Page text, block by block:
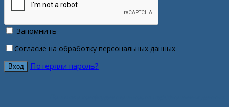
Запомнить
Согласие на обработку персональных данных
Потеряли пароль?